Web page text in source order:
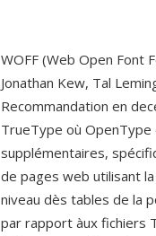
WOFF (Web Open Font
Jonathan Kew, Tal
Recommandation en
TrueType où
supplémentaires,
de pages web utilisant
niveau dès tables de la
par rapport àux fichiers